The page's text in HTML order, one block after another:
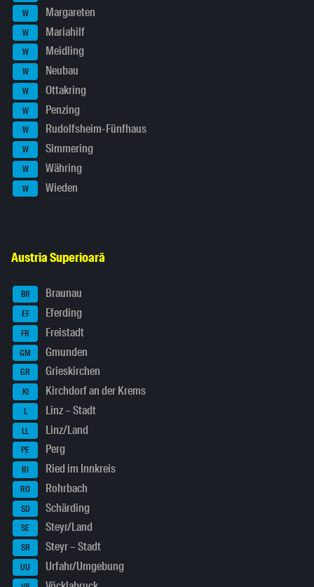
W Margareten
W Mariahilf
W Meidling
W Neubau
W Ottakring
W Penzing
W Rudolfsheim-Fünfhaus
W Simmering
W Währing
W Wieden
Austria Superioară
BR Braunau
EF Eferding
FR Freistadt
GM Gmunden
GR Grieskirchen
KI Kirchdorf an der Krems
L Linz – Stadt
LL Linz/Land
PE Perg
RI Ried im Innkreis
RO Rohrbach
SD Schärding
SE Steyr/Land
SR Steyr – Stadt
UU Urfahr/Umgebung